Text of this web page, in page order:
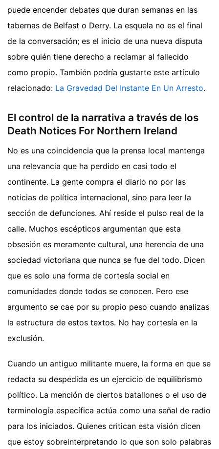
puede encender debates que duran semanas en las
tabernas de Belfast o Derry. La esquela no es el final
de la conversación; es el inicio de una nueva disputa
sobre quién tiene derecho a reclamar al fallecido
como propio. También podría gustarte este artículo
relacionado: La Gravedad Del Instante En Un Arresto.
El control de la narrativa a través de los
Death Notices For Northern Ireland
No es una coincidencia que la prensa local mantenga
una relevancia que ha perdido en casi todo el
continente. La gente compra el diario no por las
noticias de política internacional, sino para leer la
sección de defunciones. Ahí reside el pulso real de la
calle. Muchos escépticos argumentan que esta
obsesión es meramente cultural, una herencia de una
sociedad victoriana que nunca se fue del todo. Dicen
que es solo una forma de cortesía social en
comunidades donde todos se conocen. Pero ese
argumento se cae por su propio peso cuando analizas
la estructura de estos textos. No hay cortesía en la
exclusión.
Cuando un antiguo militante muere, la forma en que se
redacta su despedida es un ejercicio de equilibrismo
político. La mención de ciertos batallones o el uso de
terminología específica actúa como una señal de radio
para los iniciados. Quienes critican esta visión dicen
que estoy sobreinterpretando lo que son solo palabras